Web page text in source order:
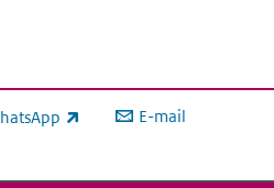
link) E-mail